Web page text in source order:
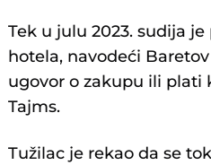
Tek u julu 2023. sudija
hotela, navodeći
ugovor o zakupu ili plati
Tajms.
Tužilac je rekao da se